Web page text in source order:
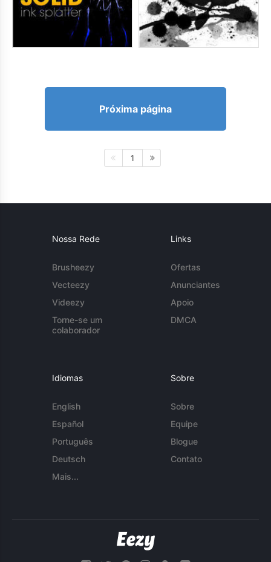
Próxima página
1
Nossa Rede
Brusheezy
Vecteezy
Videezy
Torne-se um
colaborador
Links
Ofertas
Anunciantes
Apoio
DMCA
Idiomas
English
Español
Português
Deutsch
Mais...
Sobre
Sobre
Equipe
Blogue
Contato